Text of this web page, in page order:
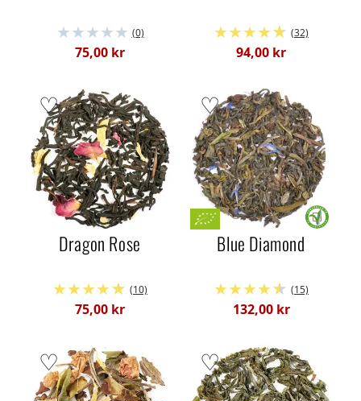
(0)
75,00 kr
(32)
94,00 kr
Dragon Rose
(10)
75,00 kr
Blue Diamond
(15)
132,00 kr